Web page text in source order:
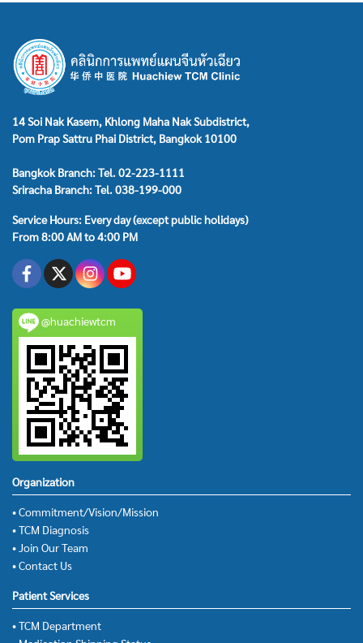
14 Soi Nak Kasem, Khlong Maha Nak Subdistrict,
Pom Prap Sattru Phai District, Bangkok 10100
Bangkok Branch: Tel. 02-223-1111
Sriracha Branch: Tel. 038-199-000
Service Hours: Every day (except public holidays)
From 8:00 AM to 4:00 PM
@huachiewtcm
Organization
• Commitment/Vision/Mission
• TCM Diagnosis
• Join Our Team
• Contact Us
Patient Services
• TCM Department